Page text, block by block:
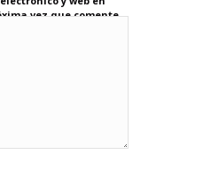
vez que comente.